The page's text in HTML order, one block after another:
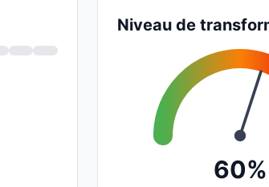
Niveau de
60%